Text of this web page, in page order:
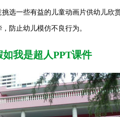
一些有益的儿童动画片供幼儿欣
防止幼儿模仿不良行为。
我是超人PPT课件